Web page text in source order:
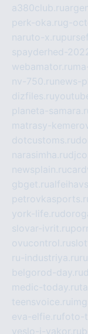
a380club.ru
perk-oka.rug-
naruto-x.ru
spayderhed-
webamator.ru
nv-750.ru news-
dizfiles.ru
planeta-
matrasy-
dotcustoms.ru
narasimha.ru
newsplain.ru
gbget.ru
york-life.ru
slovar-ivrit.ru
ovucontrol.ru
ru-industriya.ru
belgorod-day.ru
medic-today.ru
teensvoice.ru
eva-elfie.rufoto-
veslo-i-yakor.ru